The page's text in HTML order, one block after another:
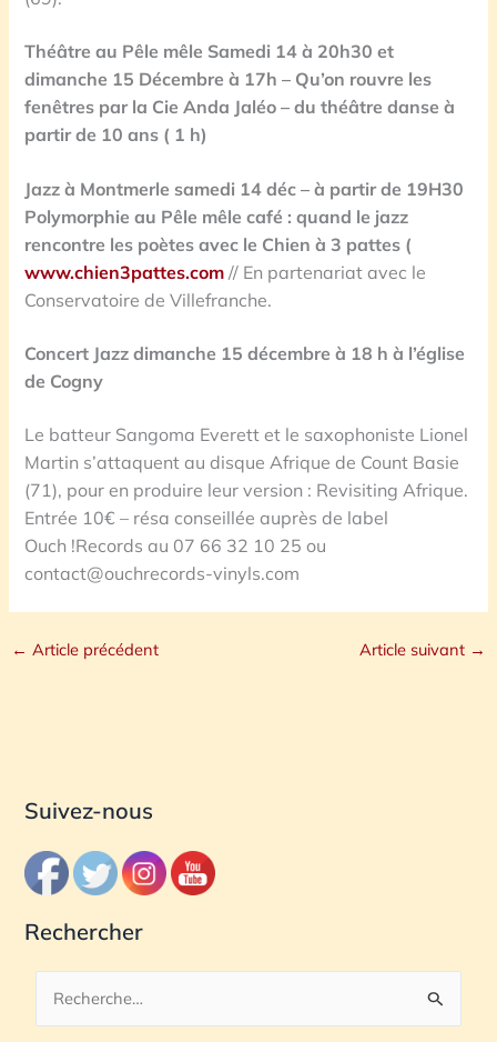
Théâtre au Pêle mêle Samedi 14 à 20h30 et
dimanche 15 Décembre à 17h – Qu’on rouvre les
fenêtres par la Cie Anda Jaléo – du théâtre danse à
partir de 10 ans ( 1 h)
Jazz à Montmerle samedi 14 déc – à partir de 19H30
Polymorphie au Pêle mêle café : quand le jazz
rencontre les poètes avec le Chien à 3 pattes (
www.chien3pattes.com // En partenariat avec le
Conservatoire de Villefranche.
Concert Jazzdimanche 15 décembre à 18 h à l’église
de Cogny
Le batteur Sangoma Everett et le saxophoniste Lionel
Martin s’attaquent au disque Afrique de Count Basie
(71), pour en produire leur version : Revisiting Afrique.
Entrée 10€ – résa conseillée auprès de label
Ouch !Records au 07 66 32 10 25 ou
contact@ouchrecords-vinyls.com
← Article précédent Article suivant →
Suivez-nous
Rechercher